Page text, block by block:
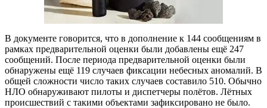
В документе говорится, что в дополнение к 144 сообщениям в
рамках предварительной оценки были добавлены ещё 247
сообщений. После периода предварительной оценки были
обнаружены ещё 119 случаев фиксации небесных аномалий. В
общей сложности число таких случаев составило 510. Обычно
НЛО обнаруживают пилоты и диспетчеры полётов. Лётных
происшествий с такими объектами зафиксировано не было.